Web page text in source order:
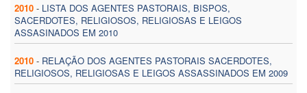
2010 - LISTA DOS AGENTES PASTORAIS, BISPOS,
SACERDOTES, RELIGIOSOS, RELIGIOSAS E LEIGOS
ASSASINADOS EM 2010
2010 - RELAÇÃO DOS AGENTES PASTORAIS SACERDOTES,
RELIGIOSOS, RELIGIOSAS E LEIGOS ASSASSINADOS EM 2009